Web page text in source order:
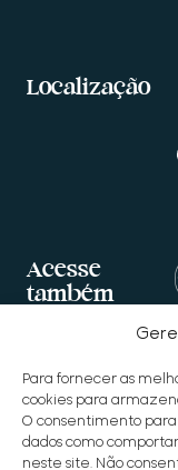
Para fornecer as
cookies para
O consentimento
dados como
neste site. Não
Localização
Acesse
também